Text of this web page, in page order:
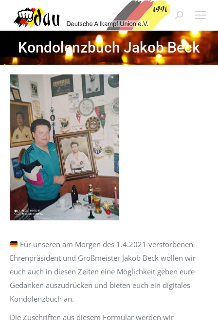
Search:
Kondolenzbuch Jakob Beck
Für unseren am Morgen des 1.4.2021 verstorbenen
Ehrenpräsident und Großmeister Jakob Beck wollen wir
euch auch in diesen Zeiten eine Möglichkeit geben eure
Gedanken auszudrücken und bieten euch ein digitales
Kondolenzbuch an.
Die Zuschriften aus diesem Formular werden wir